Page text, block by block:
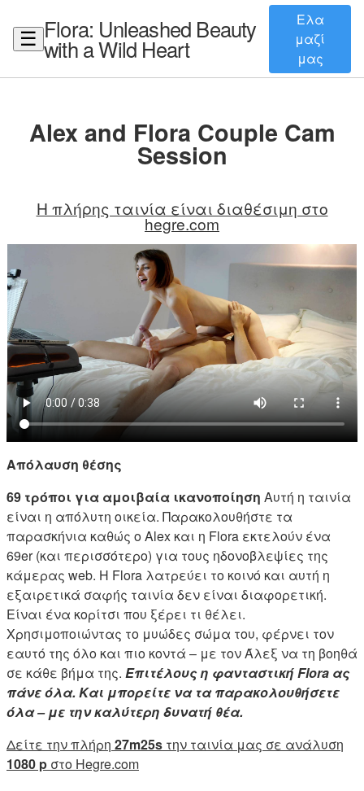
☰ Flora: Unleashed Beauty
with a Wild Heart
Ελα
μαζί
μας
Alex and Flora Couple Cam
Session
Η πλήρης ταινία είναι διαθέσιμη στο
hegre.com
Απόλαυση θέσης
69 τρόποι για αμοιβαία ικανοποίηση Αυτή η ταινία
είναι η απόλυτη οικεία. Παρακολουθήστε τα
παρασκήνια καθώς ο Alex και η Flora εκτελούν ένα
69er (και περισσότερο) για τους ηδονοβλεψίες της
κάμερας web. Η Flora λατρεύει το κοινό και αυτή η
εξαιρετικά σαφής ταινία δεν είναι διαφορετική.
Είναι ένα κορίτσι που ξέρει τι θέλει.
Χρησιμοποιώντας το μυώδες σώμα του, φέρνει τον
εαυτό της όλο και πιο κοντά – με τον Άλεξ να τη βοηθά
σε κάθε βήμα της. Επιτέλους η φανταστική Flora ας
πάνε όλα. Και μπορείτε να τα παρακολουθήσετε
όλα – με την καλύτερη δυνατή θέα.
Δείτε την πλήρη 27m25s την ταινία μας σε ανάλυση
1080 p στο Hegre.com